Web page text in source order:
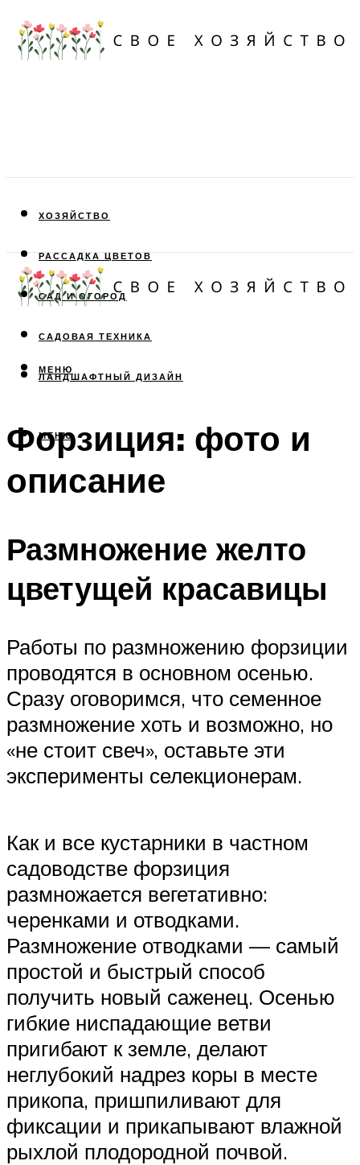
ХОЗЯЙСТВО
РАССАДКА ЦВЕТОВ
САД И ОГОРОД
САДОВАЯ ТЕХНИКА
ЛАНДШАФТНЫЙ ДИЗАЙН
МЕНЮ
МЕНЮ
Форзиция: фото и
описание
Размножение желто
цветущей красавицы
Работы по размножению форзиции
проводятся в основном осенью.
Сразу оговоримся, что семенное
размножение хоть и возможно, но
«не стоит свеч», оставьте эти
эксперименты селекционерам.
Как и все кустарники в частном
садоводстве форзиция
размножается вегетативно:
черенками и отводками.
Размножение отводками — самый
простой и быстрый способ
получить новый саженец. Осенью
гибкие ниспадающие ветви
пригибают к земле, делают
неглубокий надрез коры в месте
прикопа, пришпиливают для
фиксации и прикапывают влажной
рыхлой плодородной почвой.